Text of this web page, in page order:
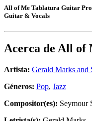
All of Me Tablatura Guitar
Guitar & Vocals
Acerca de All of
Artista: Gerald Marks and
Géneros: Pop, Jazz
Compositor(es): Seymour